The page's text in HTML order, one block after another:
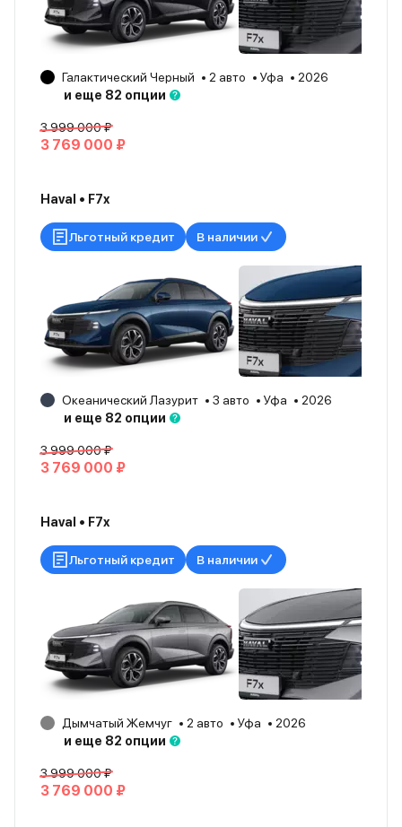
Галактический Черный 2 авто Уфа
2026
и еще 82 опции
3 999 000 ₽
3 769 000 ₽
Haval • F7x
Льготный кредит В наличии
Океанический Лазурит 3 авто Уфа
2026
и еще 82 опции
3 999 000 ₽
3 769 000 ₽
Haval • F7x
Льготный кредит В наличии
Дымчатый Жемчуг 2 авто Уфа
2026
и еще 82 опции
3 999 000 ₽
3 769 000 ₽